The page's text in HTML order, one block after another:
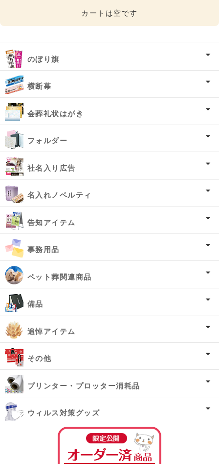
カートは空です
のぼり旗
横断幕
会葬礼状はがき
フォルダー
社名入り広告
名入れノベルティ
告知アイテム
事務用品
ペット葬関連商品
備品
追悼アイテム
その他
プリンター・プロッター消耗品
ウィルス対策グッズ